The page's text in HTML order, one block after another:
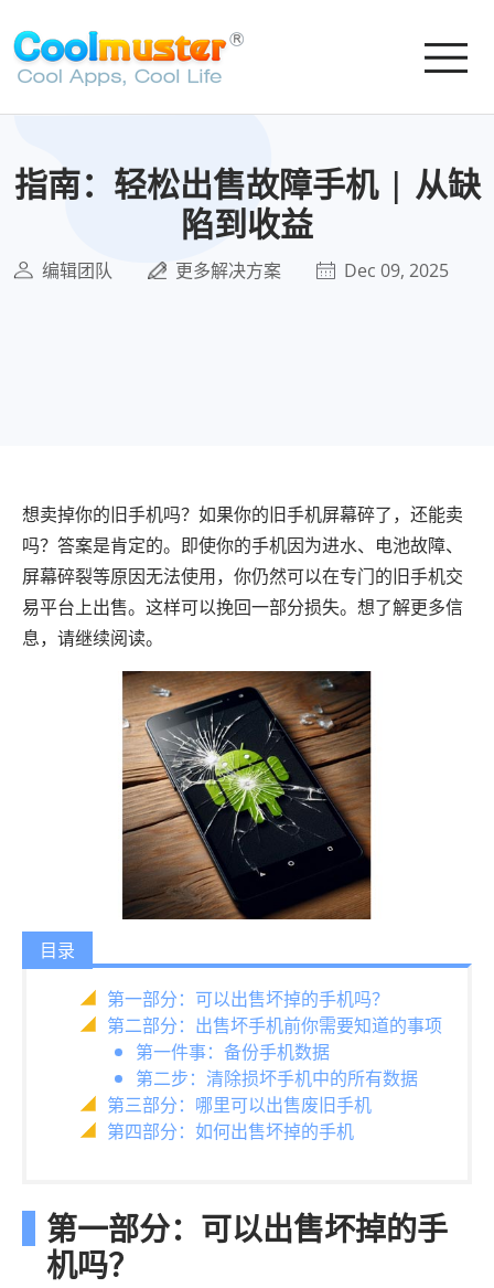
指南：轻松出售故障手机 | 从缺
陷到收益
编辑团队 更多解决方案 Dec 09, 2025
想卖掉你的旧手机吗？如果你的旧手机屏幕碎了，还能卖
吗？答案是肯定的。即使你的手机因为进水、电池故障、
屏幕碎裂等原因无法使用，你仍然可以在专门的旧手机交
易平台上出售。这样可以挽回一部分损失。想了解更多信
息，请继续阅读。
目录
第一部分：可以出售坏掉的手机吗？
第二部分：出售坏手机前你需要知道的事项
第一件事：备份手机数据
第二步：清除损坏手机中的所有数据
第三部分：哪里可以出售废旧手机
第四部分：如何出售坏掉的手机
第一部分：可以出售坏掉的手
机吗？